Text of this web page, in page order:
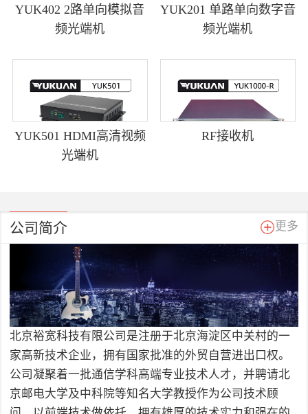
YUK402 2路单向模拟音
频光端机
YUK201 单路单向数字音
频光端机
YUK501 HDMI高清视频
光端机
RF接收机
公司简介 更多
北京裕宽科技有限公司是注册于北京海淀区中关村的一
家高新技术企业，拥有国家批准的外贸自营进出口权。
公司凝聚着一批通信学科高端专业技术人才，并聘请北
京邮电大学及中科院等知名大学教授作为公司技术顾